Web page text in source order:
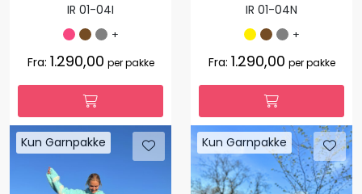
IR 01-04I
+
Fra: 1.290,00 per pakke
IR 01-04N
+
Fra: 1.290,00 per pakke
Kun Garnpakke Kun Garnpakke